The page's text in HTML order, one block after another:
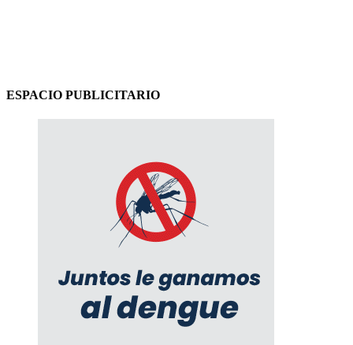
ESPACIO PUBLICITARIO